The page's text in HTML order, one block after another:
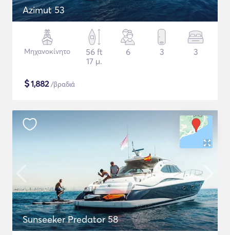
Azimut 53
Μηχανοκίνητο
56 ft
17 μ.
6 3 3
$1,882/βραδιά
Sunseeker Predator 58